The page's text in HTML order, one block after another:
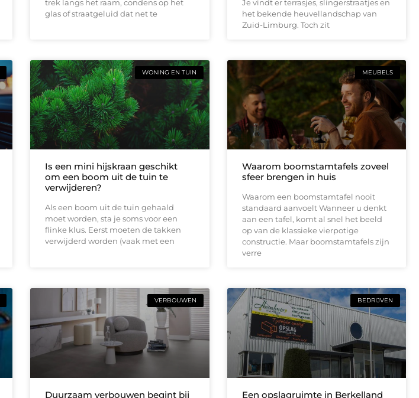
trek langs het raam, condens op het
glas of straatgeluid dat net te
Je vindt er terrasjes, slingerstraatjes en
het bekende heuvellandschap van
Zuid-Limburg. Toch zit
WONING EN TUIN
Is een mini hijskraan geschikt
om een boom uit de tuin te
verwijderen?
Als een boom uit de tuin gehaald
moet worden, sta je soms voor een
flinke klus. Eerst moeten de takken
verwijderd worden (vaak met een
MEUBELS
Waarom boomstamtafels zoveel
sfeer brengen in huis
Waarom een boomstamtafel nooit
standaard aanvoelt Wanneer u denkt
aan een tafel, komt al snel het beeld
op van de klassieke vierpotige
constructie. Maar boomstamtafels zijn
verre
VERBOUWEN
Duurzaam verbouwen begint bij
BEDRIJVEN
Een opslagruimte in Berkelland